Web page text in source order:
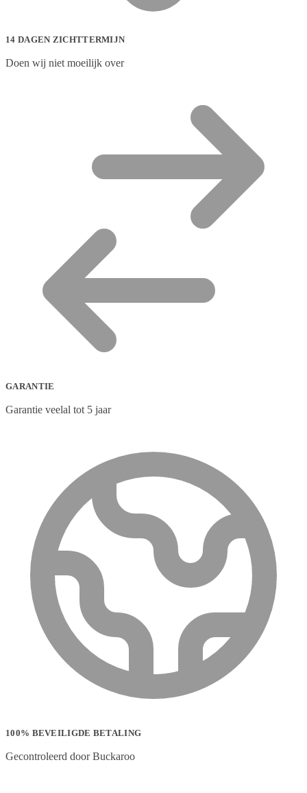
14 DAGEN ZICHTTERMIJN
Doen wij niet moeilijk over
GARANTIE
Garantie veelal tot 5 jaar
100% BEVEILIGDE BETALING
Gecontroleerd door Buckaroo